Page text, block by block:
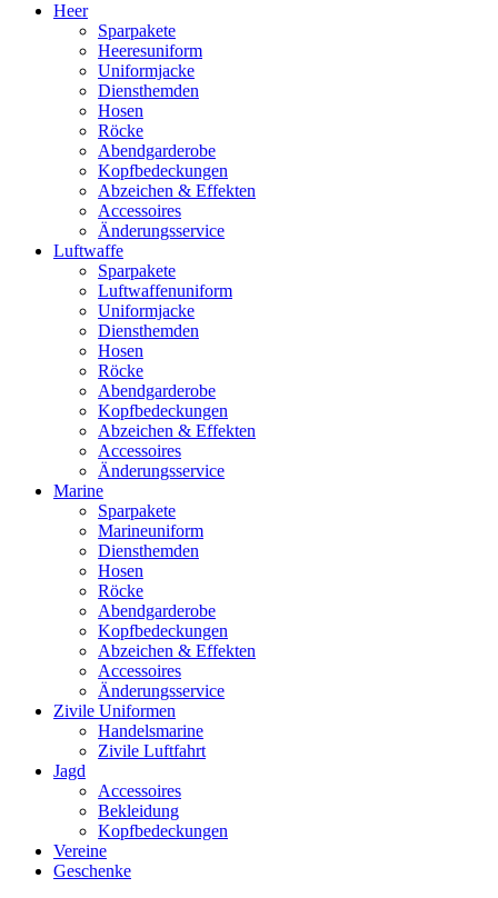
Heer
Sparpakete
Heeresuniform
Uniformjacke
Diensthemden
Hosen
Röcke
Abendgarderobe
Kopfbedeckungen
Abzeichen & Effekten
Accessoires
Änderungsservice
Luftwaffe
Sparpakete
Luftwaffenuniform
Uniformjacke
Diensthemden
Hosen
Röcke
Abendgarderobe
Kopfbedeckungen
Abzeichen & Effekten
Accessoires
Änderungsservice
Marine
Sparpakete
Marineuniform
Diensthemden
Hosen
Röcke
Abendgarderobe
Kopfbedeckungen
Abzeichen & Effekten
Accessoires
Änderungsservice
Zivile Uniformen
Handelsmarine
Zivile Luftfahrt
Jagd
Accessoires
Bekleidung
Kopfbedeckungen
Vereine
Geschenke